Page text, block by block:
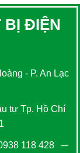
BỊ ĐIỆN
- P. An Lạc
tư Tp. Hồ Chí
118 428─